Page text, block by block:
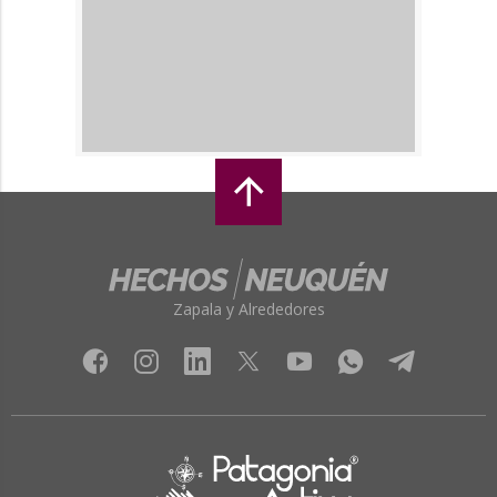
Zapala y Alrededores